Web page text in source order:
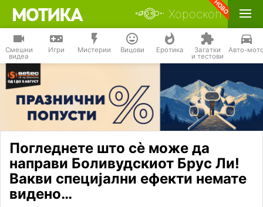
Хороскоп
Смешни
видеа
Игри Мистерии Вицови Еротика Загатки
и тестови
Авто-
Погледнете што сè може да
направи Боливудскиот Брус Ли!
Вакви специјални ефекти немате
видено…